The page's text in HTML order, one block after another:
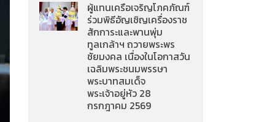
ผู้แทนเครือเจริญโภคภัณฑ์
ร่วมพิธีอัญเชิญเครื่องราช
สักการะและพานพุ่ม
ทูลเกล้าฯ ถวายพระพร
ชัยมงคล เนื่องในโอกาสวัน
เฉลิมพระชนมพรรษา
พระบาทสมเด็จ
พระเจ้าอยู่หัว 28
กรกฎาคม 2569